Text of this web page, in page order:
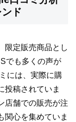
ンド
限定販売商品とし
でも多くの声が
には、実際に購
投稿されていま
店舗での販売が注
関心を集めていま